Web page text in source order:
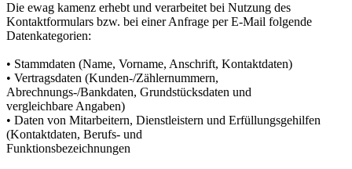
Die ewag kamenz erhebt und verarbeitet bei Nutzung des
Kontaktformulars bzw. bei einer Anfrage per E-Mail folgende
Datenkategorien:
• Stammdaten (Name, Vorname, Anschrift, Kontaktdaten)
• Vertragsdaten (Kunden-/Zählernummern,
Abrechnungs-/Bankdaten, Grundstücksdaten und
vergleichbare Angaben)
• Daten von Mitarbeitern, Dienstleistern und Erfüllungsgehilfen
(Kontaktdaten, Berufs- und
Funktionsbezeichnungen